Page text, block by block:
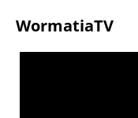
WormatiaTV